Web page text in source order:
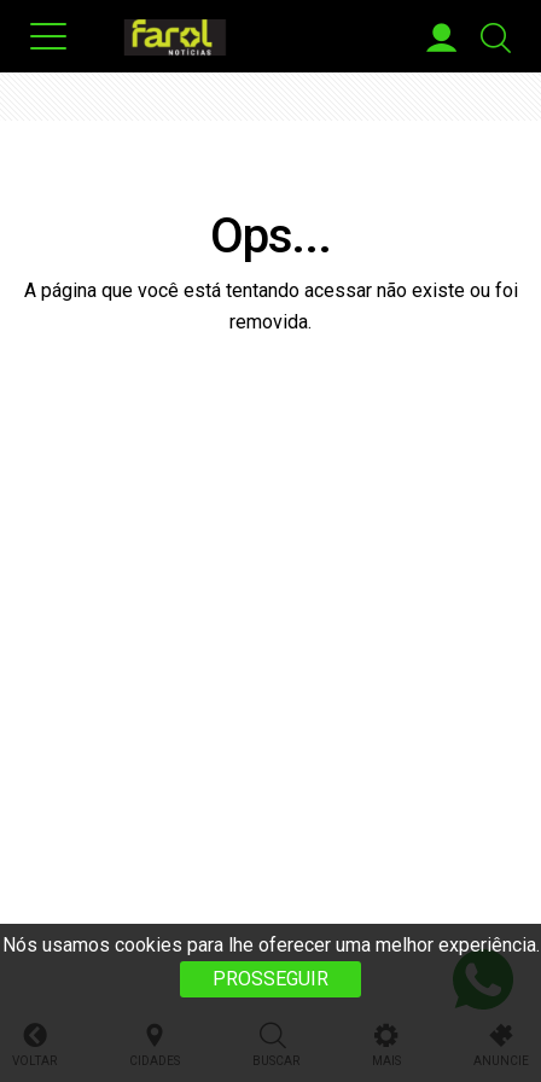
Nós usamos cookies para lhe oferecer uma melhor experiência.
PROSSEGUIR
Ops...
A página que você está tentando acessar não existe ou foi
removida.
VOLTAR CIDADES BUSCAR MAIS ANUNCIE